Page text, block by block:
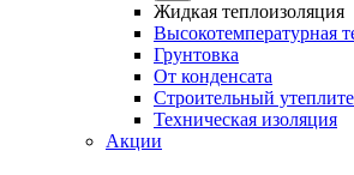
Жидкая теплоизоляция
Высокотемпературная
Грунтовка
От конденсата
Строительный
Техническая изоляция
Акции